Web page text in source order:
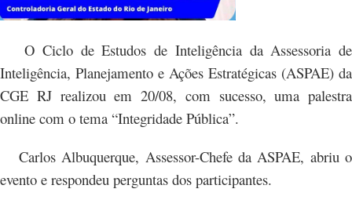
O Ciclo de Estudos de Inteligência da Assessoria de
Inteligência, Planejamento e Ações Estratégicas (ASPAE) da
CGE RJ realizou em 20/08, com sucesso, uma palestra
online com o tema “Integridade Pública”.
Carlos Albuquerque, Assessor-Chefe da ASPAE, abriu o
evento e respondeu perguntas dos participantes.